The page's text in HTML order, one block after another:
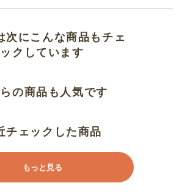
次にこんな商品もチェ
ックしています
の商品も人気です
チェックした商品
もっと見る